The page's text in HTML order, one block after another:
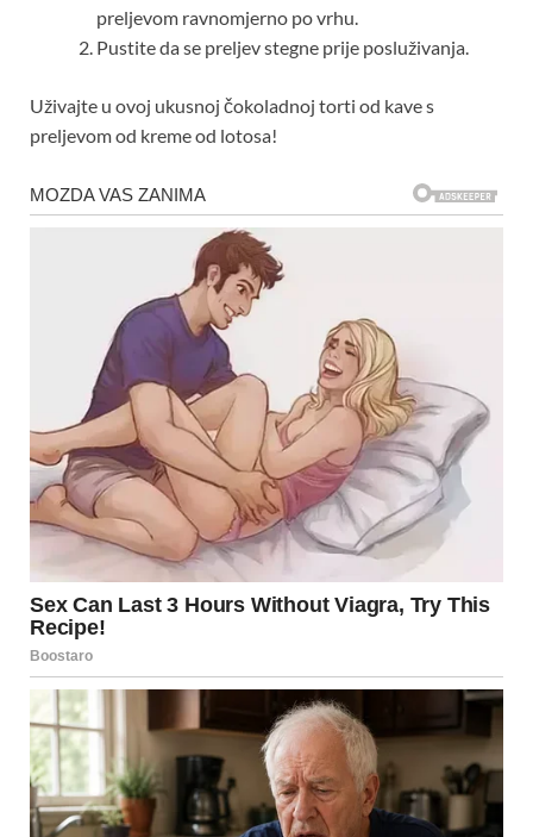
preljevom ravnomjerno po vrhu.
Pustite da se preljev stegne prije posluživanja.
Uživajte u ovoj ukusnoj čokoladnoj torti od kave s
preljevom od kreme od lotosa!